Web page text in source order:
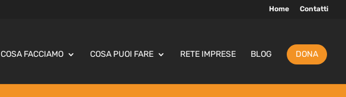
Home Contatti
COSA FACCIAMO COSA PUOI FARE RETE IMPRESE BLOG DONA